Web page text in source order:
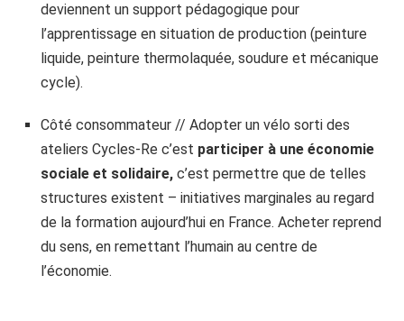
deviennent un support pédagogique pour
l’apprentissage en situation de production (peinture
liquide, peinture thermolaquée, soudure et mécanique
cycle).
Côté consommateur // Adopter un vélo sorti des
ateliers Cycles-Re c’est participer à une économie
sociale et solidaire, c’est permettre que de telles
structures existent – initiatives marginales au regard
de la formation aujourd’hui en France. Acheter reprend
du sens, en remettant l’humain au centre de
l’économie.